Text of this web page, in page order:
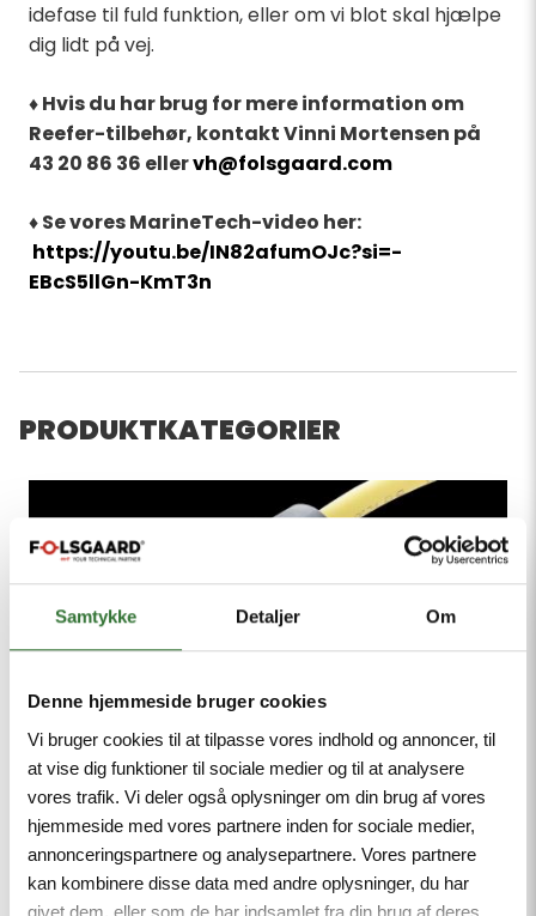
Samtykke Detaljer Om
Denne hjemmeside bruger cookies
Vi bruger cookies til at tilpasse vores indhold og annoncer, til
at vise dig funktioner til sociale medier og til at analysere
vores trafik. Vi deler også oplysninger om din brug af vores
hjemmeside med vores partnere inden for sociale medier,
annonceringspartnere og analysepartnere. Vores partnere
kan kombinere disse data med andre oplysninger, du har
givet dem, eller som de har indsamlet fra din brug af deres
idefase til fuld funktion, eller om vi blot skal hjælpe
dig lidt på vej.
♦Hvis du har brug for mere information om
Reefer-tilbehør, kontakt Vinni Mortensen på
43 20 86 36 ellervh@folsgaard.com
♦Se vores MarineTech-video her:
https://youtu.be/IN82afumOJc?si=-
EBcS5llGn-KmT3n
PRODUKTKATEGORIER